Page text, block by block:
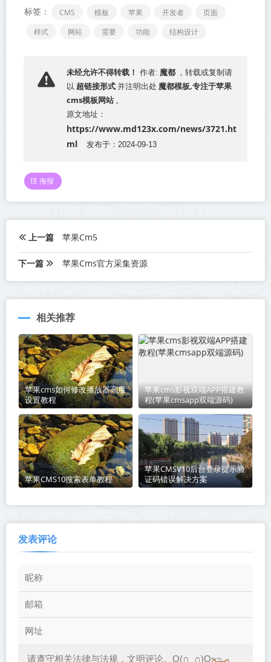
标签： CMS 模板 苹果 开发者
页面
样式
网站 需要 功能 结构设计
未经允许不得转载！ 作者: 魔都 ，转载或复制请
以 超链接形式 并注明出处 魔都模板,专注于苹果
cms模板网站 。
原文地址：
https://www.md123x.com/news/3721.ht
ml
发布于：2024-09-13
海报
上一篇 苹果Cm5
下一篇 苹果Cms官方采集资源
相关推荐
苹果cms如何修改播放器高度
设置教程
苹果cms影视双端APP搭建教
程(苹果cmsapp双端源码)
苹果CMS10搜索表单教程
苹果CMSV10后台登录提示验
证码错误解决方案
发表评论